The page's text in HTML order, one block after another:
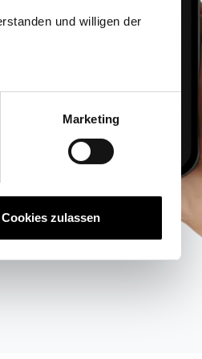
und willigen der
Marketing
Cookies zulassen